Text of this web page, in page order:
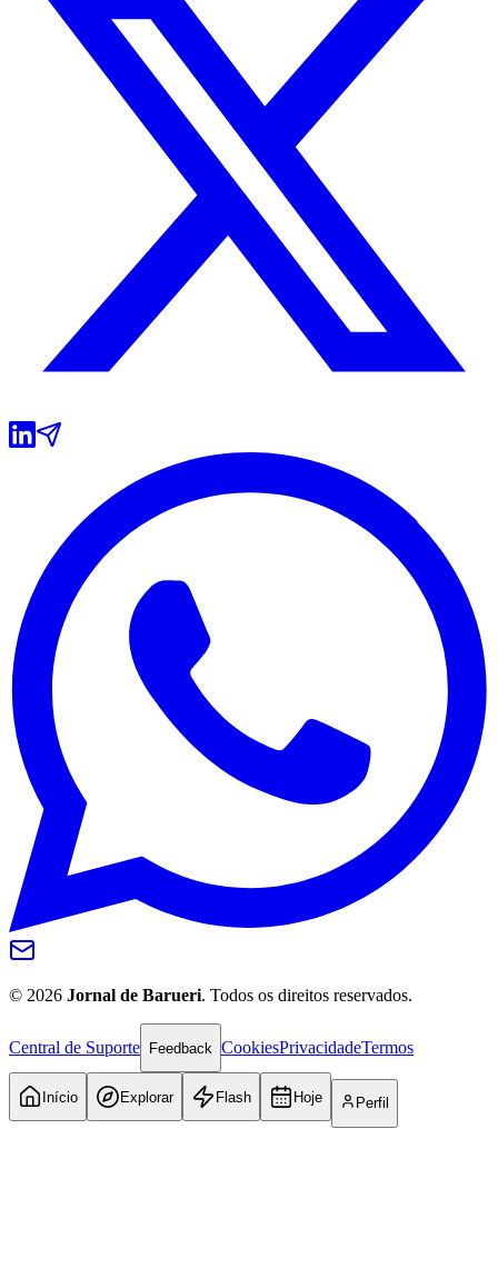
© 2026 Jornal de Barueri. Todos os direitos reservados.
Central de Suporte Feedback CookiesPrivacidadeTermos
Início Explorar Flash Hoje Perfil